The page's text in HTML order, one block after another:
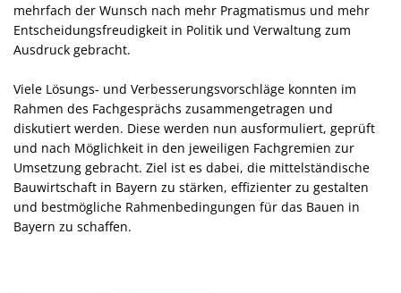
mehrfach der Wunsch nach mehr Pragmatismus und mehr
Entscheidungsfreudigkeit in Politik und Verwaltung zum
Ausdruck gebracht.
Viele Lösungs- und Verbesserungsvorschläge konnten im
Rahmen des Fachgesprächs zusammengetragen und
diskutiert werden. Diese werden nun ausformuliert, geprüft
und nach Möglichkeit in den jeweiligen Fachgremien zur
Umsetzung gebracht. Ziel ist es dabei, die mittelständische
Bauwirtschaft in Bayern zu stärken, effizienter zu gestalten
und bestmögliche Rahmenbedingungen für das Bauen in
Bayern zu schaffen.